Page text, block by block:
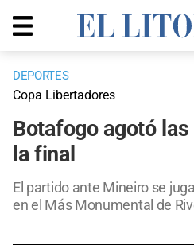
DEPORTES
Copa Libertadores
Botafogo agotó
la final
El partido ante Mineiro se
en el Más Monumental de